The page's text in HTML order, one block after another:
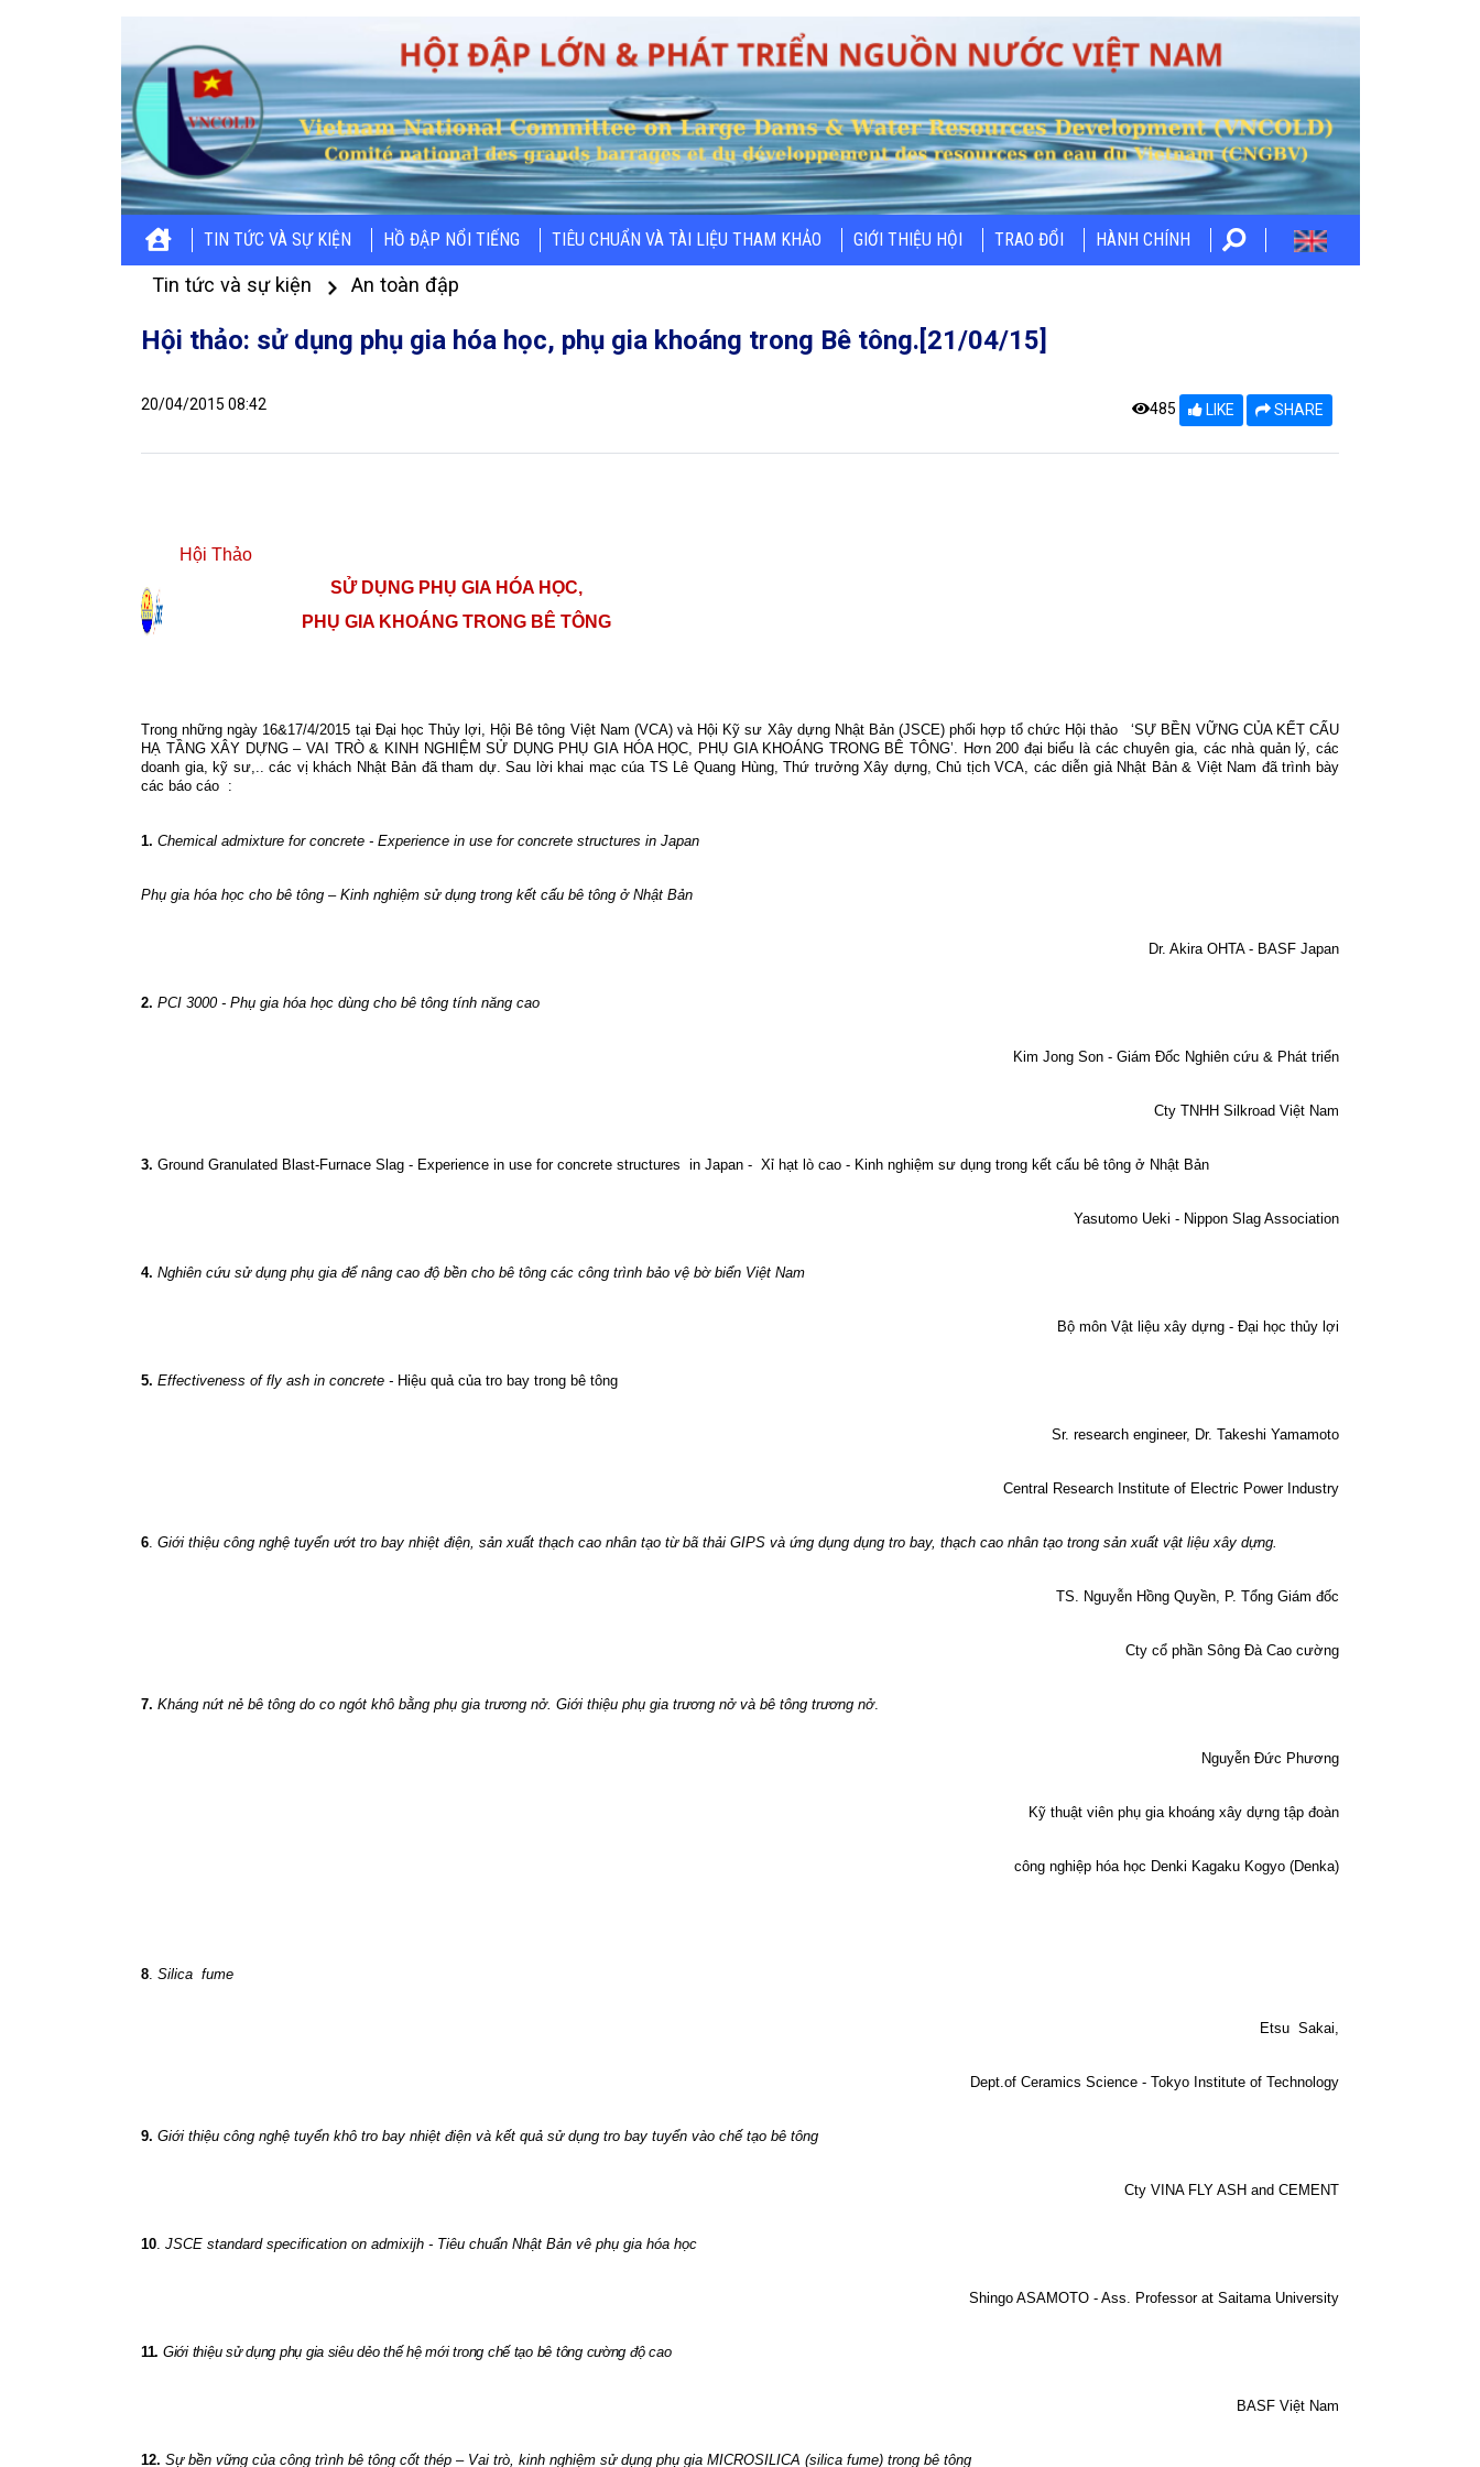
TIN TỨC VÀ SỰ KIỆN HỒ ĐẬP NỔI TIẾNG TIÊU CHUẨN VÀ TÀI LIỆU THAM KHẢO GIỚI THIỆU HỘI TRAO ĐỔI HÀNH CHÍNH
Tin tức và sự kiện An toàn đập
Hội thảo: sử dụng phụ gia hóa học, phụ gia khoáng trong Bê tông.[21/04/15]
20/04/2015 08:42 485 LIKE SHARE
Hội Thảo
SỬ DỤNG PHỤ GIA HÓA HỌC,
PHỤ GIA KHOÁNG TRONG BÊ TÔNG
Trong những ngày 16&17/4/2015 tại Đại học Thủy lợi, Hội Bê tông Việt Nam (VCA) và Hội Kỹ sư Xây dựng Nhật Bản (JSCE) phối hợp tổ chức Hội thảo
‘SỰ BỀN VỮNG CỦA KẾT CẤU
HẠ TẦNG XÂY DỰNG – VAI TRÒ & KINH NGHIỆM SỬ DỤNG PHỤ GIA HÓA HỌC, PHỤ GIA KHOÁNG TRONG BÊ TÔNG’. Hơn 200 đại biểu là các chuyên gia, các nhà quản lý, các
doanh gia, kỹ sư,.. các vị khách Nhật Bản đã tham dự. Sau lời khai mạc cúa TS Lê Quang Hùng, Thứ trưởngXây dựng, Chủ tịch VCA, các diễn giả Nhật Bản & Việt Nam đã trình bày
các báo cáo :
1. Chemical admixture for concrete - Experience in use for concrete structures in Japan
Phụ gia hóa học cho bê tông – Kinh nghiệm sử dụng trong kết cấu bê tông ở Nhật Bản
Dr. Akira OHTA - BASF Japan
2. PCI 3000 - Phụ gia hóa học dùng cho bê tông tính năng cao
Kim Jong Son - Giám Đốc Nghiên cứu & Phát triển
Cty TNHH Silkroad Việt Nam
3. Ground Granulated Blast-Furnace Slag - Experience in use for concrete structures in Japan - Xỉ hạt lò cao - Kinh nghiệm sư dụng trong kết cấu bê tông ở Nhật Bản
Yasutomo Ueki - Nippon Slag Association
4. Nghiên cứu sử dụng phụ gia để nâng cao độ bền cho bê tông các công trình bảo vệ bờ biển Việt Nam
Bộ môn Vật liệu xây dựng - Đại học thủy lợi
5. Effectiveness of fly ash in concrete - Hiệu quả của tro bay trong bê tông
Sr. research engineer, Dr. Takeshi Yamamoto
Central Research Institute of Electric Power Industry
6 Giới thiệu công nghệ tuyển ướt tro bay nhiệt điện, sản xuất thạch cao nhân tạo từ bã thải GIPS và ứng dụng dụng tro bay, thạch cao nhân tạo trong sản xuất vật liệu xây dựng.
TS. Nguyễn Hồng Quyền, P. Tổng Giám đốc
Cty cổ phần Sông Đà Cao cường
7. Kháng nứt nẻ bê tông do co ngót khô bằng phụ gia trương nở. Giới thiệu phụ gia trương nở và bê tông trương nở.
Nguyễn Đức Phương
Kỹ thuật viên phụ gia khoáng xây dựng tập đoàn
công nghiệp hóa học Denki Kagaku Kogyo (Denka)
8 Silica fume
Etsu Sakai,
Dept.of Ceramics Science - Tokyo Institute of Technology
9. Giới thiệu công nghệ tuyển khô tro bay nhiệt điện và kết quả sử dụng tro bay tuyển vào chế tạo bê tông
Cty VINA FLY ASH and CEMENT
10 JSCE standard specification on admixijh - Tiêu chuẩn Nhật Bản vê phụ gia hóa học
Shingo ASAMOTO - Ass. Professor at Saitama University
11. Giới thiệu sử dụng phụ gia siêu dẻo thế hệ mới trong chế tạo bê tông cường độ cao
BASF Việt Nam
12. Sự bền vững của công trình bê tông cốt thép – Vai trò, kinh nghiệm sử dụng phụ gia MICROSILICA (silica fume) trong bê tông